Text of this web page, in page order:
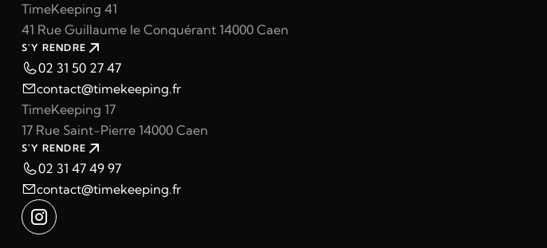
TimeKeeping 41
41 Rue Guillaume le Conquérant 14000 Caen
S'Y RENDRE
02 31 50 27 47
contact@timekeeping.fr
TimeKeeping 17
17 Rue Saint-Pierre 14000 Caen
S'Y RENDRE
02 31 47 49 97
contact@timekeeping.fr